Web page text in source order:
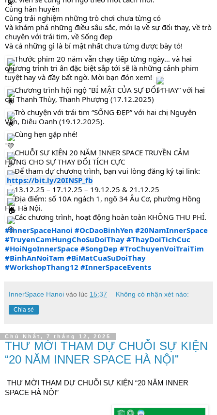
Cùng hàn huyên
Cùng trải nghiệm những trò chơi chưa từng có
Và khám phá những điều sâu sắc, mới lạ về sự đổi thay, về trò
chuyện với trái tim, về Sống đẹp
Và cả những gì là bí mật nhất chưa từng được bày tỏ!
Thước phim 20 năm vẫn chạy tiếp từng ngày… và hai
chương trình tri ân đặc biệt sắp tới sẽ là những cảnh phim
tuyệt hay và đầy bất ngờ. Mời bạn đón xem!
Chương trình hội ngộ “BÍ MẬT CỦA SỰ ĐỔI THAY” với hai
chị Thanh Thùy, Thanh Phượng (17.12.2025)
Trò chuyện với trái tim “SỐNG ĐẸP” với hai chị Nguyễn
Vân, Diệu Oanh (19.12.2025).
Cùng hẹn gặp nhé!
---
CHUỖI SỰ KIỆN 20 NĂM INNER SPACE TRUYỀN CẢM
HỨNG CHO SỰ THAY ĐỔI TÍCH CỰC
Để tham dự chương trình, bạn vui lòng đăng ký tại link:
https://bit.ly/20INSP_fb
13.12.25 – 17.12.25 – 19.12.25 & 21.12.25
Địa điểm: số 10A ngách 1, ngõ 34 Âu Cơ, phường Hồng
Hà, Hà Nội.
Các chương trình, hoạt động hoàn toàn KHÔNG THU PHÍ.
#InnerSpaceHanoi #OcDaoBinhYen #20NamInnerSpace
#TruyenCamHungChoSuDoiThay #ThayDoiTichCuc
#HoiNgoInnerSpace #SongDep #TroChuyenVoiTraiTim
#BinhAnNoiTam #BiMatCuaSuDoiThay
#WorkshopThang12 #InnerSpaceEvents
InnerSpace Hanoi vào lúc 15:37 Không có nhận xét nào:
Chia sẻ
Chủ Nhật, 7 tháng 12, 2025
THƯ MỜI THAM DỰ CHUỖI SỰ KIỆN
“20 NĂM INNER SPACE HÀ NỘI”
THƯ MỜI THAM DỰ CHUỖI SỰ KIỆN “20 NĂM INNER
SPACE HÀ NỘI”